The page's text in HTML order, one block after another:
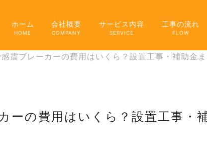
ホーム
HOME
会社概要
COMPANY
サービス内容
SERVICE
工事の流れ
FLOW
震ブレーカーの費用はいくら？設置工事・補助金
ーの費用はいくら？設置工事・
工事の流れ